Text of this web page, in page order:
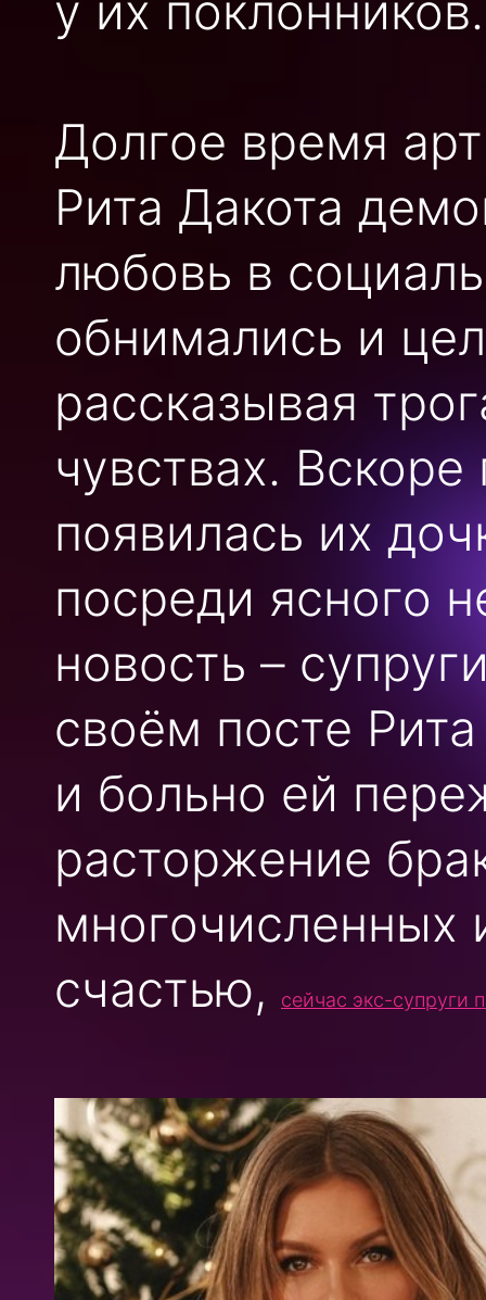
Долгое время
Рита Дакота
любовь в
обнимались и
рассказывая
чувствах.
появилась их
посреди ясного
новость –
своём посте
и больно ей
расторжение
многочисленных
счастью,
сейчас экс-